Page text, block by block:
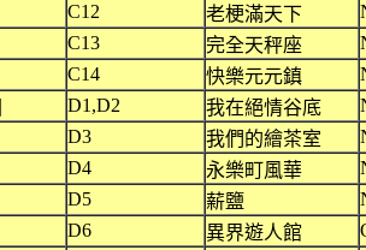
C12 老梗滿天下
C13 完全天秤座
C14 快樂元元鎮
D1,D2 我在絕情谷底
D3 我們的繪茶室
D4 永樂町風華
D5 薪鹽
D6 異界遊人館